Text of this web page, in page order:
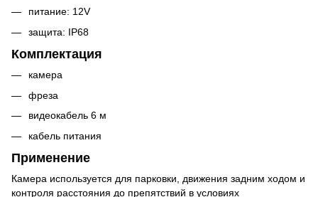
питание: 12V
защита: IP68
Комплектация
камера
фреза
видеокабель 6 м
кабель питания
Применение
Камера используется для парковки, движения задним ходом и
контроля расстояния до препятствий в условиях